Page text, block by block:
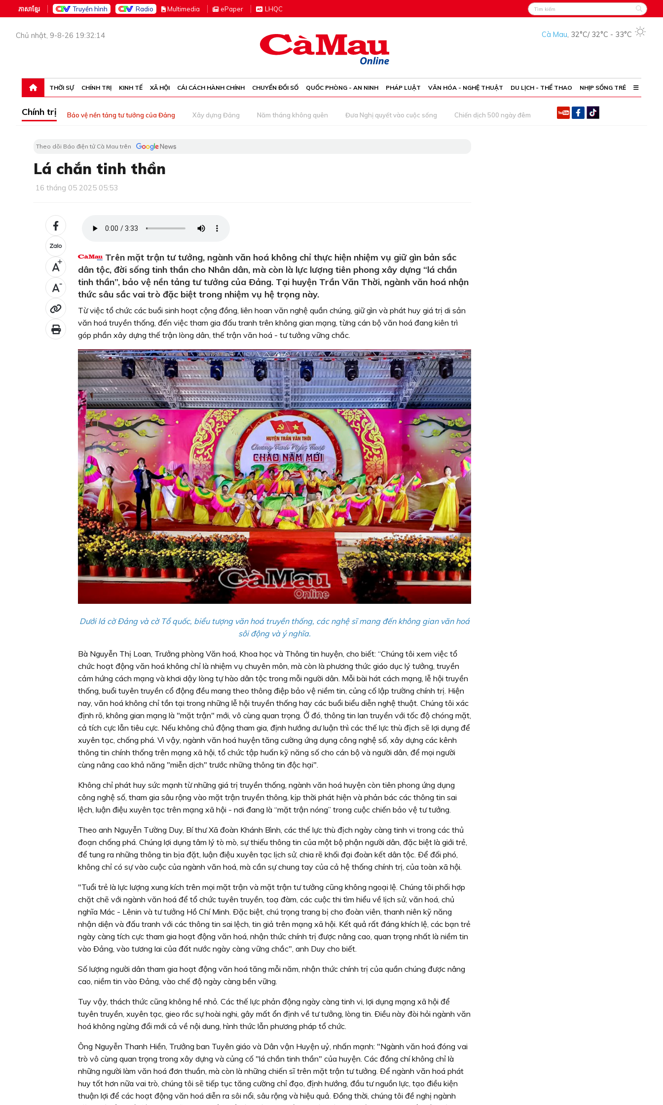
ភាសាខ្មែរ Truyền hình Radio Multimedia ePaper LHQC
Chủ nhật, 9-8-26 19:32:14 Cà Mau, 32°C/ 32°C - 33°C
THỜI SỰ CHÍNH TRỊ KINH TẾ XÃ HỘI CẢI CÁCH HÀNH CHÍNH CHUYỂN ĐỔI SỐ QUỐC PHÒNG - AN NINH PHÁP LUẬT VĂN HÓA - NGHỆ THUẬT DU LỊCH - THỂ THAO NHỊP SỐNG TRẺ
Chính trị Bảo vệ nền tảng tư tưởng của Đảng Xây dựng Đảng Năm tháng không quên Đưa Nghị quyết vào cuộc sống Chiến dịch 500 ngày đêm
Theo dõi Báo điện tử Cà Mau trên
Lá chắn tinh thần
16 tháng 05 2025 05:53
+
-
Trên mặt trận tư tưởng, ngành văn hoá không chỉ thực hiện nhiệm vụ giữ gìn bản sắc
dân tộc, đời sống tinh thần cho Nhân dân, mà còn là lực lượng tiên phong xây dựng “lá chắn
tinh thần”, bảo vệ nền tảng tư tưởng của Ðảng. Tại huyện Trần Văn Thời, ngành văn hoá nhận
thức sâu sắc vai trò đặc biệt trong nhiệm vụ hệ trọng này.
Từ việc tổ chức các buổi sinh hoạt cộng đồng, liên hoan văn nghệ quần chúng, giữ gìn và phát huy giá trị di sản
văn hoá truyền thống, đến việc tham gia đấu tranh trên không gian mạng, từng cán bộ văn hoá đang kiên trì
góp phần xây dựng thế trận lòng dân, thế trận văn hoá - tư tưởng vững chắc.
Dưới lá cờ Ðảng và cờ Tổ quốc, biểu tượng văn hoá truyền thống, các nghệ sĩ mang đến không gian văn hoá
sôi động và ý nghĩa.
Bà Nguyễn Thị Loan, Trưởng phòng Văn hoá, Khoa học và Thông tin huyện, cho biết: “Chúng tôi xem việc tổ
chức hoạt động văn hoá không chỉ là nhiệm vụ chuyên môn, mà còn là phương thức giáo dục lý tưởng, truyền
cảm hứng cách mạng và khơi dậy lòng tự hào dân tộc trong mỗi người dân. Mỗi bài hát cách mạng, lễ hội truyền
thống, buổi tuyên truyền cổ động đều mang theo thông điệp bảo vệ niềm tin, củng cố lập trường chính trị. Hiện
nay, văn hoá không chỉ tồn tại trong những lễ hội truyền thống hay các buổi biểu diễn nghệ thuật. Chúng tôi xác
định rõ, không gian mạng là "mặt trận" mới, vô cùng quan trọng. Ở đó, thông tin lan truyền với tốc độ chóng mặt,
cả tích cực lẫn tiêu cực. Nếu không chủ động tham gia, định hướng dư luận thì các thế lực thù địch sẽ lợi dụng để
xuyên tạc, chống phá. Vì vậy, ngành văn hoá huyện tăng cường ứng dụng công nghệ số, xây dựng các kênh
thông tin chính thống trên mạng xã hội, tổ chức tập huấn kỹ năng số cho cán bộ và người dân, để mọi người
cùng nâng cao khả năng "miễn dịch" trước những thông tin độc hại".
Không chỉ phát huy sức mạnh từ những giá trị truyền thống, ngành văn hoá huyện còn tiên phong ứng dụng
công nghệ số, tham gia sâu rộng vào mặt trận truyền thông, kịp thời phát hiện và phản bác các thông tin sai
lệch, luận điệu xuyên tạc trên mạng xã hội - nơi đang là “mặt trận nóng” trong cuộc chiến bảo vệ tư tưởng.
Theo anh Nguyễn Tường Duy, Bí thư Xã đoàn Khánh Bình, các thế lực thù địch ngày càng tinh vi trong các thủ
đoạn chống phá. Chúng lợi dụng tâm lý tò mò, sự thiếu thông tin của một bộ phận người dân, đặc biệt là giới trẻ,
để tung ra những thông tin bịa đặt, luận điệu xuyên tạc lịch sử, chia rẽ khối đại đoàn kết dân tộc. Ðể đối phó,
không chỉ có sự vào cuộc của ngành văn hoá, mà cần sự chung tay của cả hệ thống chính trị, của toàn xã hội.
"Tuổi trẻ là lực lượng xung kích trên mọi mặt trận và mặt trận tư tưởng cũng không ngoại lệ. Chúng tôi phối hợp
chặt chẽ với ngành văn hoá để tổ chức tuyên truyền, toạ đàm, các cuộc thi tìm hiểu về lịch sử, văn hoá, chủ
nghĩa Mác - Lênin và tư tưởng Hồ Chí Minh. Ðặc biệt, chú trọng trang bị cho đoàn viên, thanh niên kỹ năng
nhận diện và đấu tranh với các thông tin sai lệch, tin giả trên mạng xã hội. Kết quả rất đáng khích lệ, các bạn trẻ
ngày càng tích cực tham gia hoạt động văn hoá, nhận thức chính trị được nâng cao, quan trọng nhất là niềm tin
vào Ðảng, vào tương lai của đất nước ngày càng vững chắc", anh Duy cho biết.
Số lượng người dân tham gia hoạt động văn hoá tăng mỗi năm, nhận thức chính trị của quần chúng được nâng
cao, niềm tin vào Ðảng, vào chế độ ngày càng bền vững.
Tuy vậy, thách thức cũng không hề nhỏ. Các thế lực phản động ngày càng tinh vi, lợi dụng mạng xã hội để
tuyên truyền, xuyên tạc, gieo rắc sự hoài nghi, gây mất ổn định về tư tưởng, lòng tin. Ðiều này đòi hỏi ngành văn
hoá không ngừng đổi mới cả về nội dung, hình thức lẫn phương pháp tổ chức.
Ông Nguyễn Thanh Hiền, Trưởng ban Tuyên giáo và Dân vận Huyện uỷ, nhấn mạnh: "Ngành văn hoá đóng vai
trò vô cùng quan trọng trong xây dựng và củng cố "lá chắn tinh thần" của huyện. Các đồng chí không chỉ là
những người làm văn hoá đơn thuần, mà còn là những chiến sĩ trên mặt trận tư tưởng. Ðể ngành văn hoá phát
huy tốt hơn nữa vai trò, chúng tôi sẽ tiếp tục tăng cường chỉ đạo, định hướng, đầu tư nguồn lực, tạo điều kiện
thuận lợi để các hoạt động văn hoá diễn ra sôi nổi, sâu rộng và hiệu quả. Ðồng thời, chúng tôi đề nghị ngành